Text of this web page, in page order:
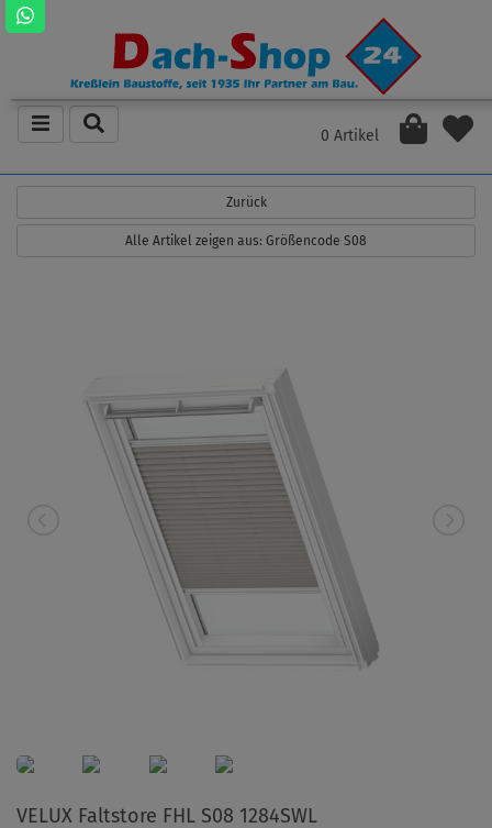
0 Artikel
Zurück
Alle Artikel zeigen aus: Größencode S08
VELUX Faltstore FHL S08 1284SWL